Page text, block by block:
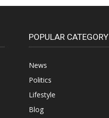
POPULAR CATEGORY
News
Politics
Lifestyle
Blog